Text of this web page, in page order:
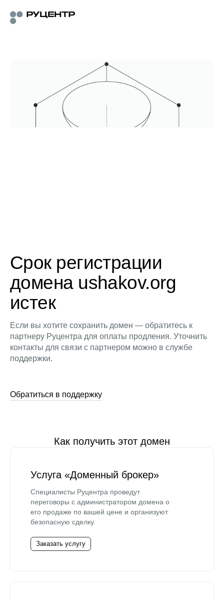
Срок регистрации
домена ushakov.org
истек
Если вы хотите сохранить домен — обратитесь к
партнеру Руцентра для оплаты продления. Уточнить
контакты для связи с партнером можно в службе
поддержки.
Обратиться в поддержку
Как получить этот домен
Услуга «Доменный брокер»
Специалисты Руцентра проведут
переговоры с администратором домена о
его продаже по вашей цене и организуют
безопасную сделку.
Заказать услугу